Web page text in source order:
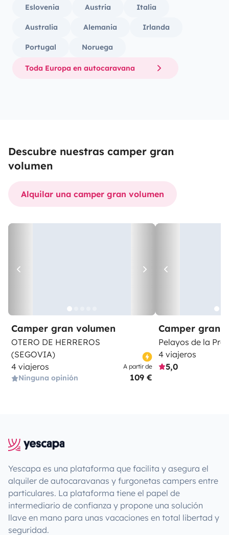
Eslovenia Austria Italia
Australia Alemania Irlanda
Portugal Noruega
Toda Europa en autocaravana
Descubre nuestras camper gran
volumen
Alquilar una camper gran volumen
Camper gran volumen
OTERO DE HERREROS
(SEGOVIA)
4 viajeros
Ninguna opinión
A partir de
109 €
Camper gran
Pelayos de la
4 viajeros
5,0
Yescapa es una plataforma que facilita y asegura el
alquiler de autocaravanas y furgonetas campers entre
particulares. La plataforma tiene el papel de
intermediario de confianza y propone una solución
llave en mano para unas vacaciones en total libertad y
seguridad.